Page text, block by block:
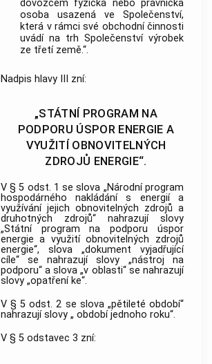
dovozcem fyzická nebo právnická
osoba usazená ve Společenství,
která v rámci své obchodní činnosti
uvádí na trh Společenství výrobek
ze třetí země.“.
Nadpis hlavy III zní:
„STÁTNÍ PROGRAM NA
PODPORU ÚSPOR ENERGIE A
VYUŽITÍ OBNOVITELNÝCH
ZDROJŮ ENERGIE“.
V § 5 odst. 1 se slova „Národní program
hospodárného nakládání s energií a
využívání jejich obnovitelných zdrojů a
druhotných zdrojů“ nahrazují slovy
„Státní program na podporu úspor
energie a využití obnovitelných zdrojů
energie“, slova „dokument vyjadřující
cíle“ se nahrazují slovy „nástroj na
podporu“ a slova „v oblasti“ se nahrazují
slovy „opatření ke“.
V § 5 odst. 2 se slova „pětileté období“
nahrazují slovy „ období jednoho roku“.
V § 5 odstavec 3 zní: